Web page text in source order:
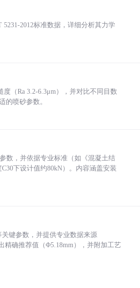
2012标准数据，详细分析其力学
（Ra 3.2-6.3μm），并对比不同目数
的喷砂参数。
数，并依据专业标准（如《混凝土结
下设计值约80kN）。内容涵盖安装
键参数，并提供专业数据来源
精确推荐值（Φ5.18mm），并附加工艺